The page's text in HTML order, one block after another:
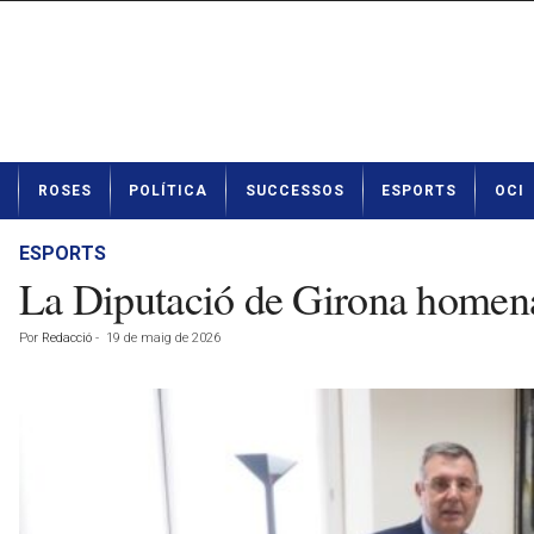
t
ROSES POLÍTICA SUCCESSOS ESPORTS OCI
ESPORTS
La Diputació de Girona
Por Redacció - 19 de maig de 2026